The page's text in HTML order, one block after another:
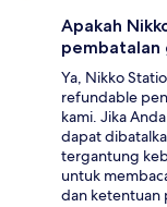
Apakah
pembatalan
Ya, Nikko
refundable
kami. Jika
dapat
tergantung
untuk
dan ketentuan